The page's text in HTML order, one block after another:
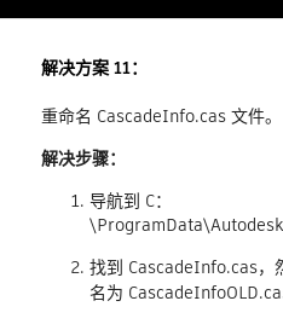
解决方案 11：
重命名 CascadeInfo.cas 文件
解决步骤：
导航到 C：
找到 CascadeInfo.cas，
名为